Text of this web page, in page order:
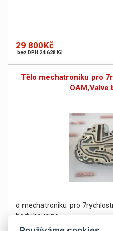
29 800Kč
bez DPH 24 628 Kč
Tělo mechatroniku pro
OAM,Valve
o mechatroniku pro
body housing